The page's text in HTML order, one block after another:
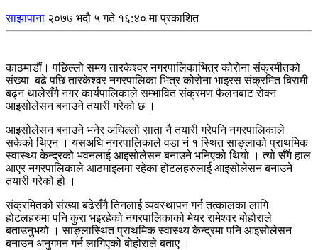
साझापाना २०७७ भदौ ५ गते १६:४० मा प्रकाशित
काठमाडौं। पछिल्लो समय तारकेश्वर नगरपालिकाभित्र कोरोना संक्रमीतको
संख्या बढे पछि तारकेश्वर नगरपालिका भित्र कोरोना भाइरस संक्रमित बिरामी
बढ्न थालेसँगै नगर कार्यपालिकाले सम्भावित संक्रमण फैलनबाट रोक्न
आइसोलेसन बनाउने तयारी गरेको छ ।
आइसोलेसन बनाउने भनेर अघिल्लो साता नै तयारी गरेपनि नगरपालिकाले
सकेको थिएन । यसअघि नगरपालिकाले वडा नं १ स्थित साङ्लाको प्राथमिक
स्वास्थ्य केन्द्रको भवनलाई आइसोलेसन बनाउने भनिएको थियो । त्यो सँगै हाल
आएर नगरपालिकाले आठमाइलमा रहेका होटलहरुलाई आइसोलेसन बनाउने
तयारी गरेको हो ।
संक्रमितको संख्या बढेसँगै तिनलाई व्यवस्थापन गर्न तत्कालका लागि
होटलहरुमा पनि कुरा भइरहेको नगरपालिकाको मेयर रामेश्वर बोहोराले
बताउनुभयो । साङ्लास्थित प्राथमिक स्वास्थ्य केन्द्रमा पनि आइसोलेसन
बनाउन अनुगमन गर्न लागिएको बोहोराले बताए ।